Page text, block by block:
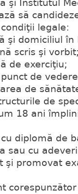
şi Institutul
să
legale:
şi domiciliul în
scris şi
de exerciţiu;
de
de
de
18 ani
diplomă de
sau cu
şi promovat